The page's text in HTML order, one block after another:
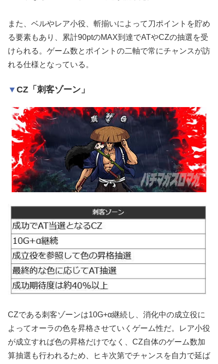
また、ベルやレア小役、斬揃いによって刀ポイントを貯め
る要素もあり、累計90ptのMAX到達でATやCZの抽選を受
けられる。ゲーム数とポイントの二軸で常にチャンスが訪
れる仕様となっている。
CZ「刺客ゾーン」
CZである刺客ゾーンは10G+α継続し、消化中の成立役に
よってオーラの色を昇格させていくゲーム性だ。レア小役
が成立すれば色の昇格だけでなく、CZ自体のゲーム数加
算抽選も行われるため、ヒキ次第でチャンスを自力で延ば